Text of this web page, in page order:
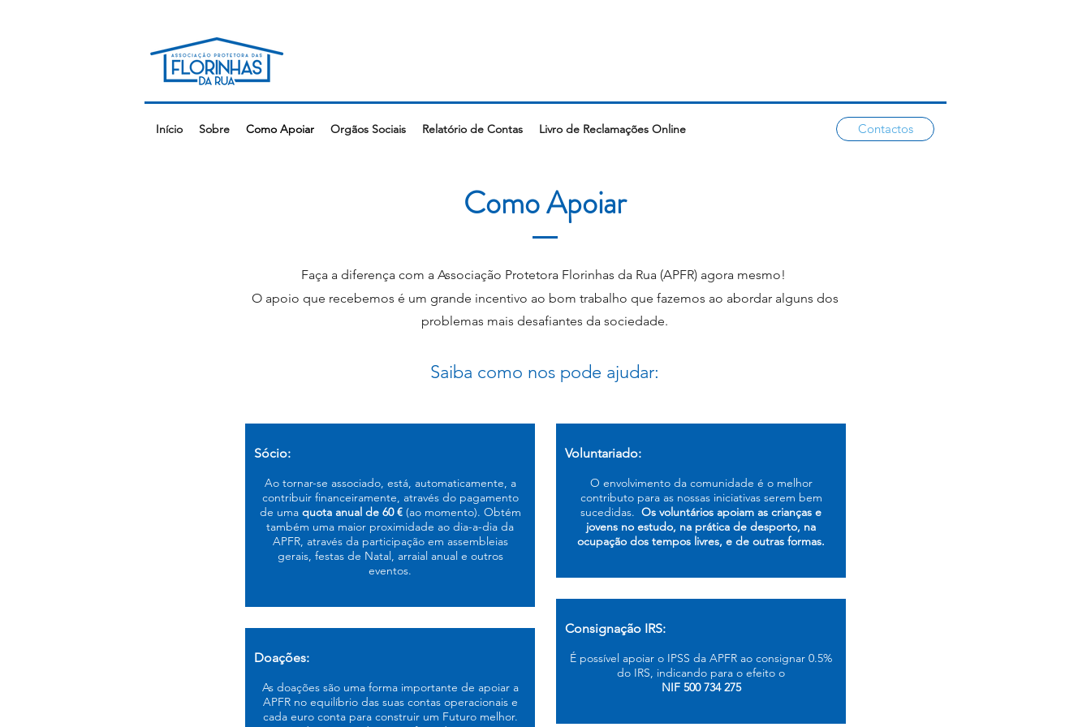
Início Sobre Como Apoiar Orgãos Sociais Relatório de Contas Livro de Reclamações Online Contactos
Como Apoiar
Faça a diferença com a Associação Protetora Florinhas da Rua (APFR) agora mesmo!
O apoio que recebemos é um grande incentivo ao bom trabalho que fazemos ao abordar alguns dos
problemas mais desafiantes da sociedade.
Saiba como nos pode ajudar:
Sócio:
Ao tornar-se associado, está, automaticamente, a
contribuir financeiramente, através do pagamento
de uma quota anual de 60 €(ao momento). Obtém
também uma maior proximidade ao dia-a-dia da
APFR, através da participação em assembleias
gerais, festas de Natal, arraial anual e outros
eventos.
Doações:
As doações são uma forma importante de apoiar a
APFR no equilíbrio das suas contas operacionais e
cada euro conta para construir um Futuro melhor.
Voluntariado:
O envolvimento da comunidade é o melhor
contributo para as nossas iniciativas serem bem
sucedidas. Os voluntários apoiam as crianças e
jovens no estudo, na prática de desporto, na
ocupação dos tempos livres, e de outras formas.
Consignação IRS:
É possível apoiar o IPSS da APFR ao consignar 0.5%
do IRS, indicando para o efeito o
NIF 500 734 275